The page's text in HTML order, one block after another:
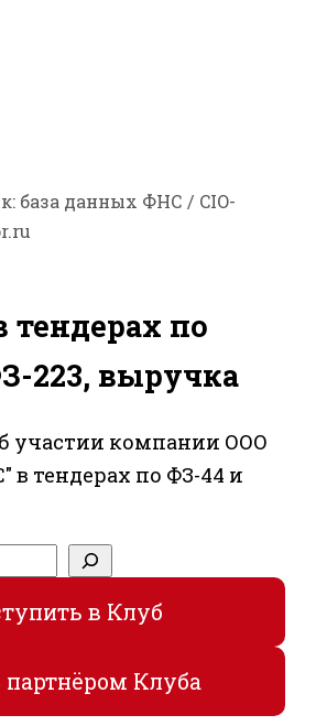
база данных ФНС / CIO-
тендерах по
223, выручка
участии компании ООО
тендерах по ФЗ-44 и
в Клуб
партнёром Клуба